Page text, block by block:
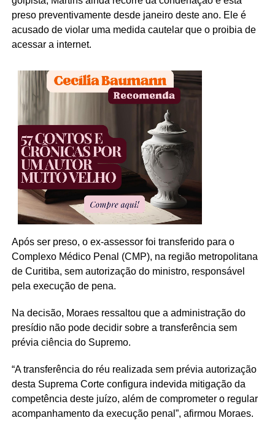
preso preventivamente desde janeiro deste ano. Ele é
acusado de violar uma medida cautelar que o proibia de
acessar a internet.
Após ser preso, o ex-assessor foi transferido para o
Complexo Médico Penal (CMP), na região metropolitana
de Curitiba, sem autorização do ministro, responsável
pela execução de pena.
Na decisão, Moraes ressaltou que a administração do
presídio não pode decidir sobre a transferência sem
prévia ciência do Supremo.
“A transferência do réu realizada sem prévia autorização
desta Suprema Corte configura indevida mitigação da
competência deste juízo, além de comprometer o regular
acompanhamento da execução penal”, afirmou Moraes.